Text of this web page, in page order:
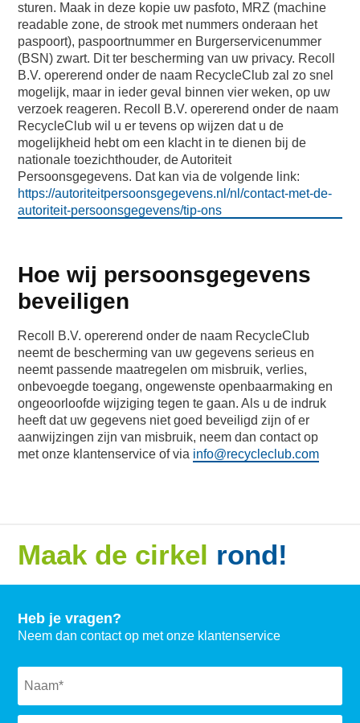
sturen. Maak in deze kopie uw pasfoto, MRZ (machine
readable zone, de strook met nummers onderaan het
paspoort), paspoortnummer en Burgerservicenummer
(BSN) zwart. Dit ter bescherming van uw privacy. Recoll
B.V. opererend onder de naam RecycleClub zal zo snel
mogelijk, maar in ieder geval binnen vier weken, op uw
verzoek reageren. Recoll B.V. opererend onder de naam
RecycleClub wil u er tevens op wijzen dat u de
mogelijkheid hebt om een klacht in te dienen bij de
nationale toezichthouder, de Autoriteit
Persoonsgegevens. Dat kan via de volgende link:
https://autoriteitpersoonsgegevens.nl/nl/contact-met-de-
autoriteit-persoonsgegevens/tip-ons
Hoe wij persoonsgegevens
beveiligen
Recoll B.V. opererend onder de naam RecycleClub
neemt de bescherming van uw gegevens serieus en
neemt passende maatregelen om misbruik, verlies,
onbevoegde toegang, ongewenste openbaarmaking en
ongeoorloofde wijziging tegen te gaan. Als u de indruk
heeft dat uw gegevens niet goed beveiligd zijn of er
aanwijzingen zijn van misbruik, neem dan contact op
met onze klantenservice of via info@recycleclub.com
Maak de cirkel rond!
Heb je vragen?
Neem dan contact op met onze klantenservice
Naam *
Email *